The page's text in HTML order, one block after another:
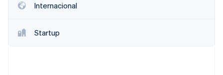
Internacional
Startup